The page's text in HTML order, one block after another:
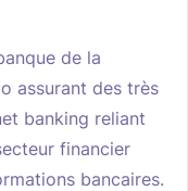
de la
assurant des très
banking reliant
financier
bancaires.